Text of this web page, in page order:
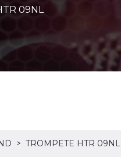
09NL
TROMPETE HTR 09NL